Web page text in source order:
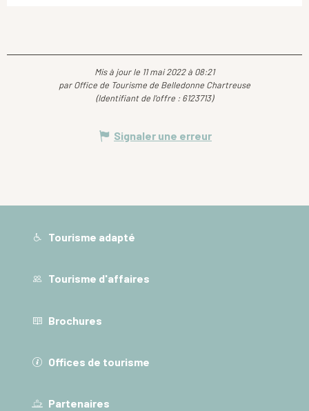
Mis à jour le 11 mai 2022 à 08:21
par Office de Tourisme de Belledonne Chartreuse
(Identifiant de l'offre : 6123713)
Signaler une erreur
Tourisme adapté
Tourisme d'affaires
Brochures
Offices de tourisme
Partenaires